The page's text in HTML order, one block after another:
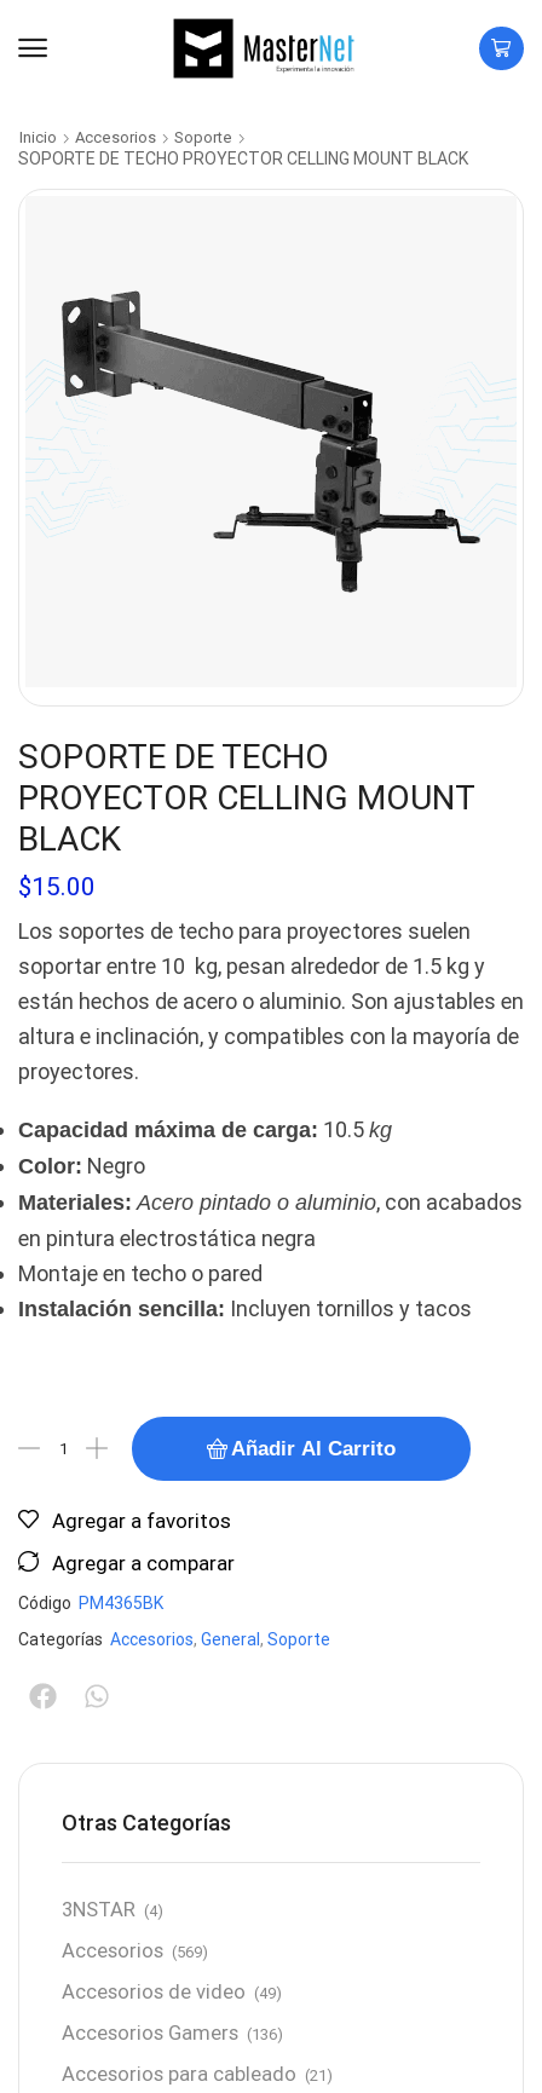
Inicio Accesorios Soporte
SOPORTE DE TECHO PROYECTOR CELLING MOUNT BLACK
SOPORTE DE TECHO
PROYECTOR CELLING MOUNT
BLACK
$15.00
Los soportes de techo para proyectores suelen
soportar entre 10 kg, pesan alrededor de 1.5 kg y
están hechos de acero o aluminio. Son ajustables en
altura e inclinación, y compatibles con la mayoría de
proyectores.
Capacidad máxima de carga: 10.5 kg
Color: Negro
Materiales: Acero pintado o aluminio, con acabados
en pintura electrostática negra
Montaje en techo o pared
Instalación sencilla: Incluyen tornillos y tacos
Añadir Al Carrito
Agregar a favoritos
Agregar a comparar
Código PM4365BK
Categorías Accesorios, General, Soporte
Otras Categorías
3NSTAR (4)
Accesorios (569)
Accesorios de video (49)
Accesorios Gamers (136)
Accesorios para cableado (21)